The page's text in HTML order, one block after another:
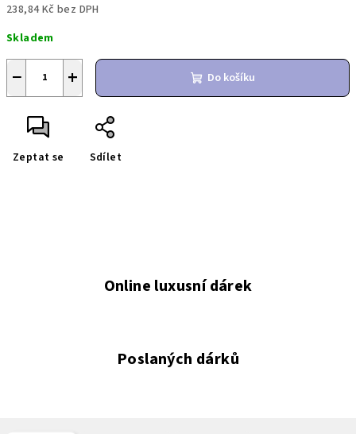
238,84 Kč bez DPH
cena:
Skladem
+
− Do košíku
Zeptat se Sdílet
Online luxusní dárek
Poslaných dárků